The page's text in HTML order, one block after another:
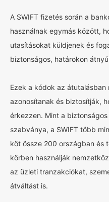
A SWIFT fizetés során a
használnak egymás között,
utasításokat küldjenek és
biztonságos, határokon
Ezek a kódok az
azonosítanak és biztosítják,
érkezzen. Mint a
szabványa, a SWIFT több
köt össze 200 országban és
körben használják
az üzleti tranzakciókat,
átváltást is.